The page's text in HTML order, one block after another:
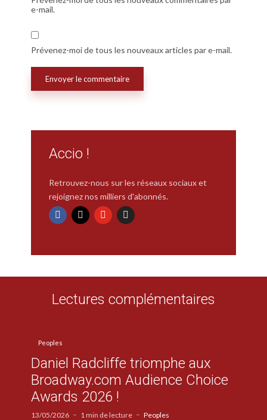
e-mail.
Prévenez-moi de tous les nouveaux articles par e-mail.
Accio !
Retrouvez-nous sur les réseaux sociaux et
rejoignez nos milliers d'abonnés.
Lectures complémentaires
Peoples
Daniel Radcliffe triomphe aux
Broadway.com Audience Choice
Awards 2026 !
13/05/2026 1 min de lecture Peoples